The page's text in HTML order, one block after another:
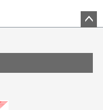
商品はありますか
イプはありますか？
した紙はありますか？
ップ